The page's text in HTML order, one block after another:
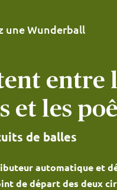
une Wunderball
entre
et les
de balles
automatique et
de départ des deux